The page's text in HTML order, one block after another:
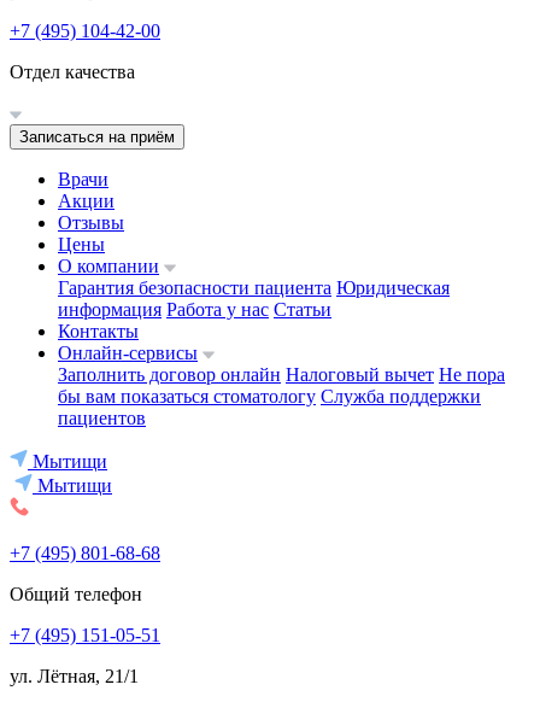
+7 (495) 104-42-00
Отдел качества
Записаться на приём
Врачи
Акции
Отзывы
Цены
О компании
Гарантия безопасности пациента Юридическая
информация Работа у нас Статьи
Контакты
Онлайн-сервисы
Заполнить договор онлайн Налоговый вычет Не пора
бы вам показаться стоматологу Служба поддержки
пациентов
Мытищи
Мытищи
+7 (495) 801-68-68
Общий телефон
+7 (495) 151-05-51
ул. Лётная, 21/1